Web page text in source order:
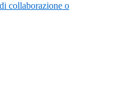
collaborazione o